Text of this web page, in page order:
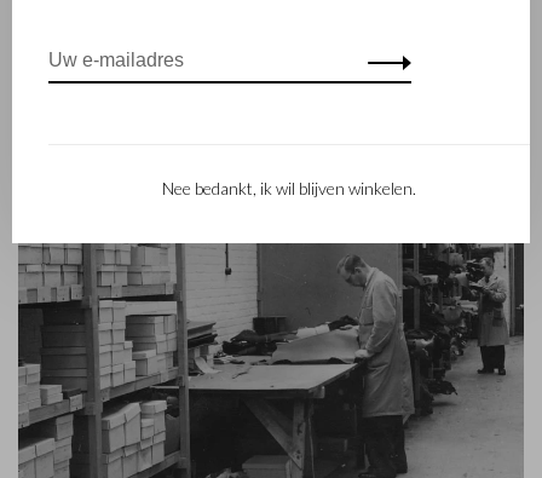
Nee bedankt, ik wil blijven winkelen.